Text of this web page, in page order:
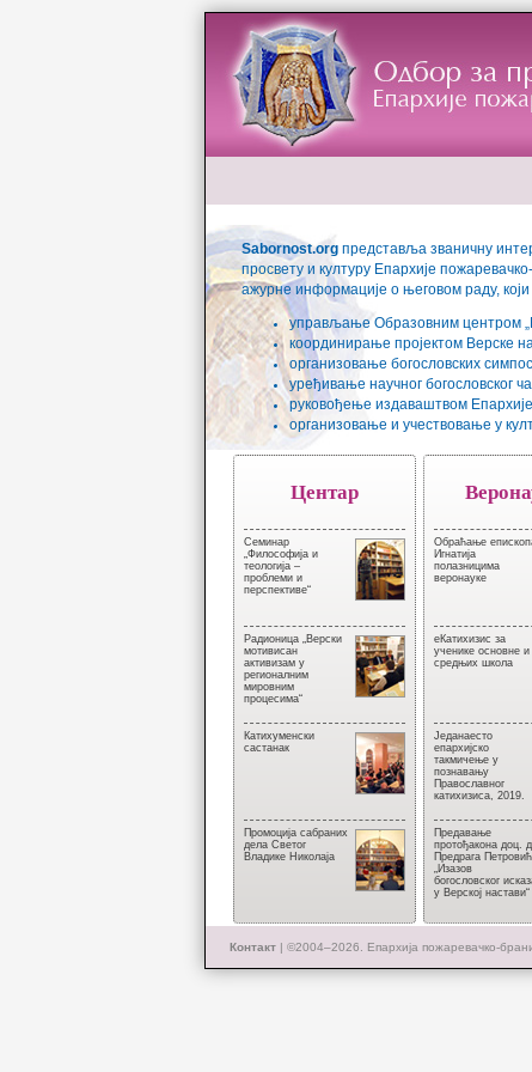
Sabornost.org представља званичну
просвету и културу Епархије
ажурне информације о његовом раду,
управљање Образовним центром
координирање пројектом Верске
организовање богословских
уређивање научног богословског
руковођење издаваштвом
организовање и учествовање у
Центар
Семинар
„Философија и
теологија –
проблеми и
перспективе“
Радионица „Верски
мотивисан
активизам у
регионалним
мировним
процесима“
Катихуменски
састанак
Промоција сабраних
дела Светог
Владике Николаја
Обраћање
Игнатија
полазницима
веронауке
еКатихизис за
ученике основне и
средњих школа
Једанаесто
епархијско
такмичење у
познавању
Православног
катихизиса, 2019.
Предавање
протођакона доц.
Предрага
„Изазов
богословског
у Верској настави“
Контакт | ©2004–2026. Епархија пожаревачко-